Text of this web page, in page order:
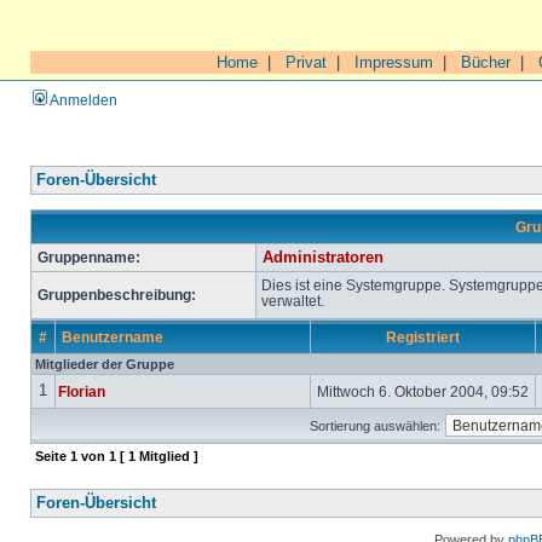
Home Privat Impressum Bücher|
Anmelden
Foren-Übersicht
Gruppenname:
Administratoren
Gruppenbeschreibung:
Dies ist eine Systemgruppe.
verwaltet.
# Benutzername Registriert
Mitglieder der Gruppe
1 Florian Mittwoch 6. Oktober 2004, 09:52
Sortierung auswählen:
Seite 1 von 1 [ 1 Mitglied ]
Foren-Übersicht